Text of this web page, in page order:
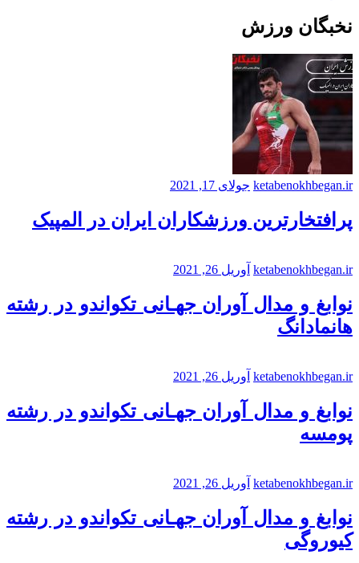
نخبگان ورزش
ketabenokhbegan.ir جولای 17, 2021
پرافتخارترین ورزشکاران ایران در المپیک
ketabenokhbegan.ir آوریل 26, 2021
نوابغ و مدال آوران جهـانی تکواندو در رشته
هانمادانگ
ketabenokhbegan.ir آوریل 26, 2021
نوابغ و مدال آوران جهـانی تکواندو در رشته
پومسه
ketabenokhbegan.ir آوریل 26, 2021
نوابغ و مدال آوران جهـانی تکواندو در رشته
کیوروگی